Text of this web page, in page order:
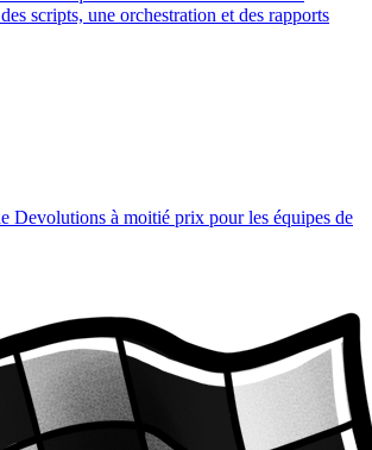
scripts, une orchestration et des rapports
Devolutions à moitié prix pour les équipes de